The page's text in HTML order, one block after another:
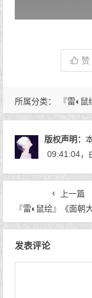
所属分类： 『雷◐鼠
赞
版权声明：
09:41:04，
上一篇
『雷◐鼠绘』《面朝大海,春暖
发表评论